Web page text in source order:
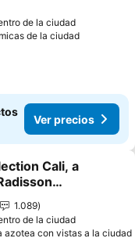
de la ciudad
de la ciudad
Ver precios
a favoritos
Cali, a
1.089
de la ciudad
azotea con vistas a la ciudad